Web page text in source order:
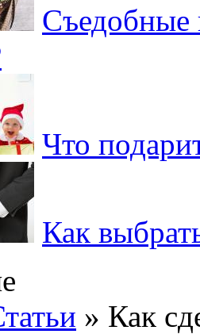
Съедобные
Что
Как
» Как